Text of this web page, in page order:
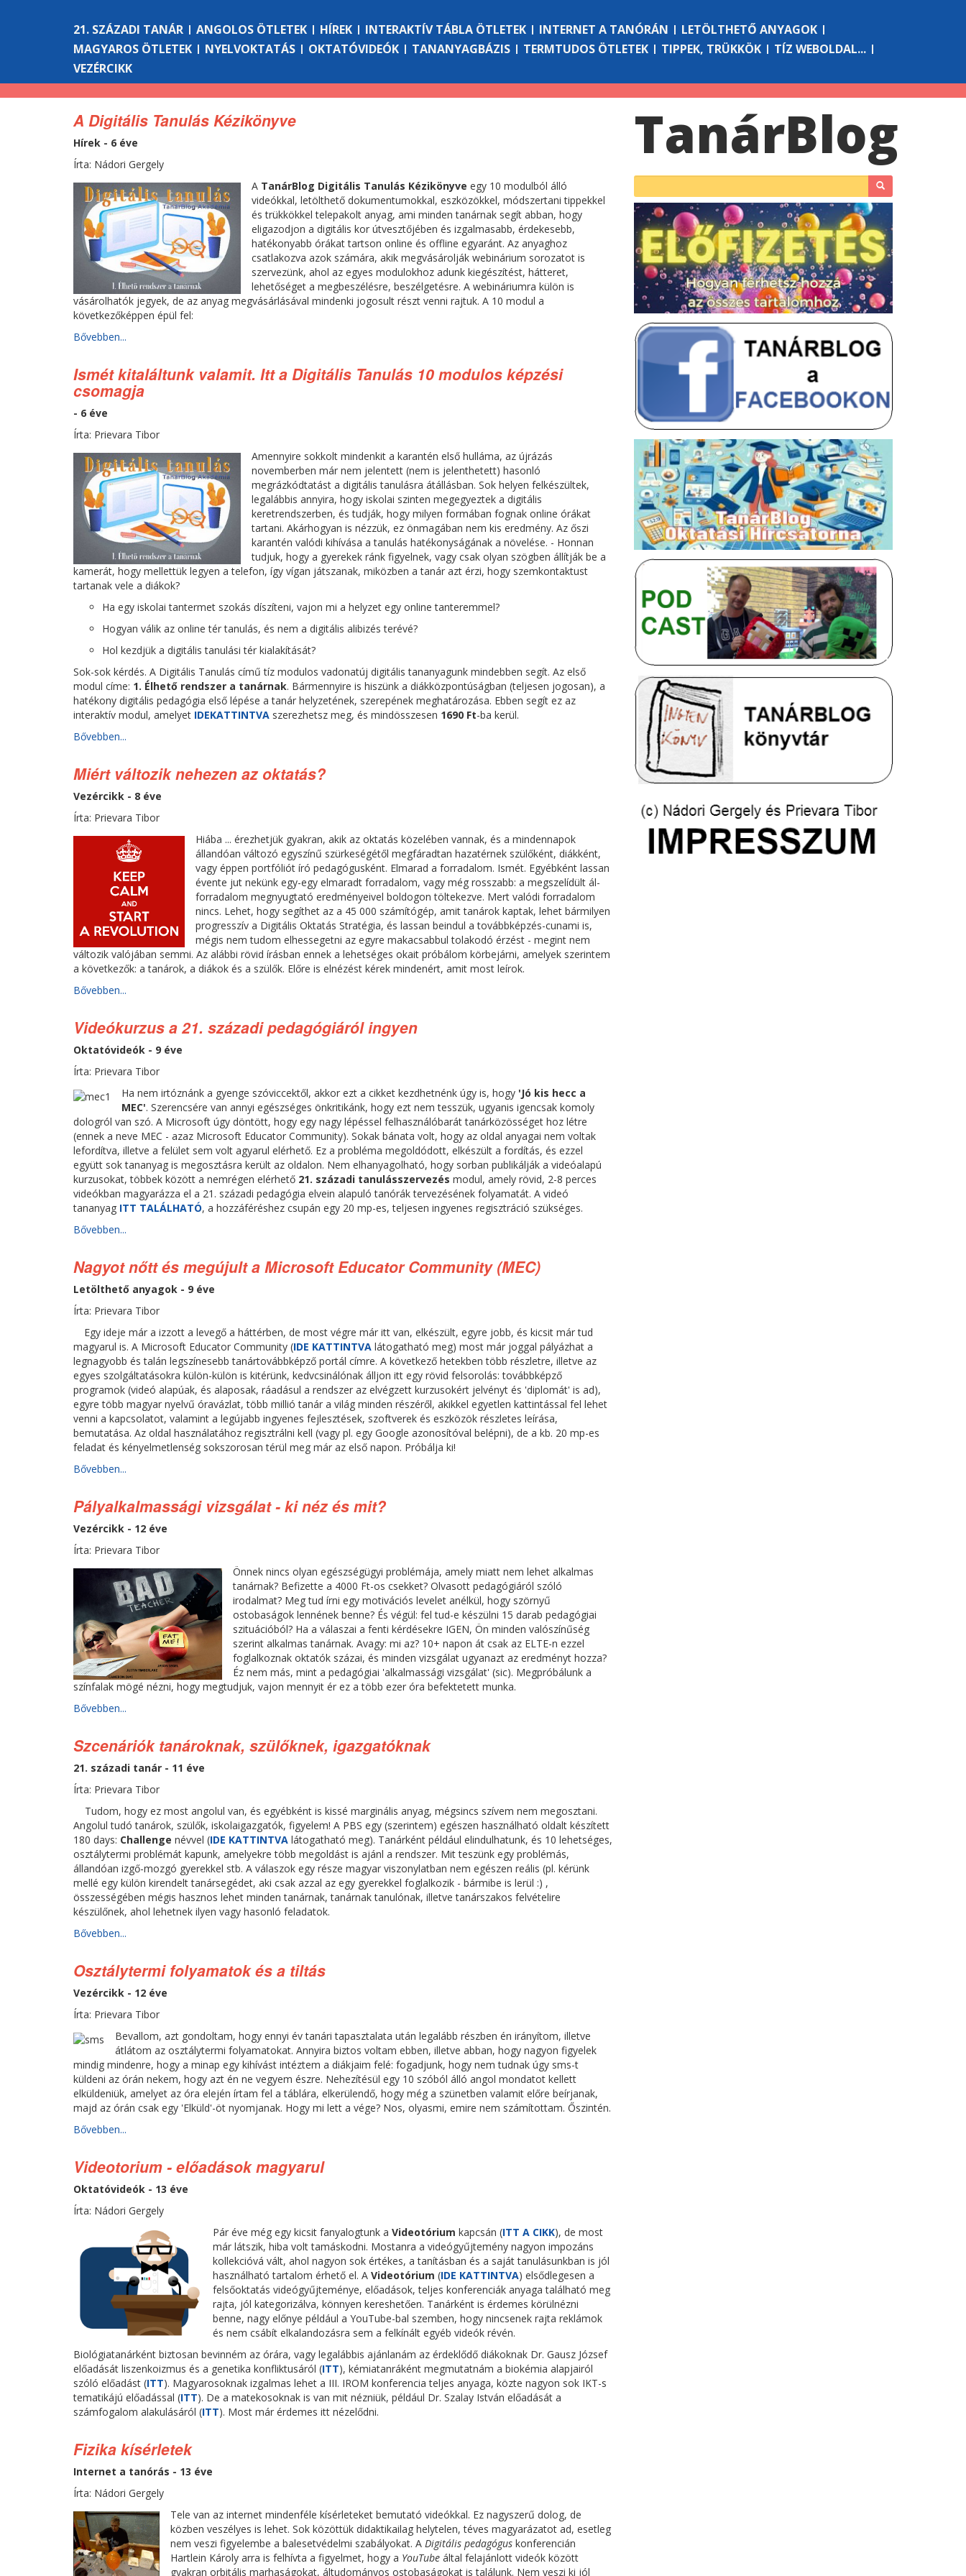
21. SZÁZADI TANÁR ANGOLOS ÖTLETEK HÍREK INTERAKTÍV TÁBLA ÖTLETEK INTERNET A TANÓRÁN
LETÖLTHETŐ ANYAGOK
MAGYAROS ÖTLETEK
NYELVOKTATÁS OKTATÓVIDEÓK TANANYAGBÁZIS TERMTUDOS ÖTLETEK TIPPEK, TRÜKKÖK
TÍZ WEBOLDAL...
VEZÉRCIKK
A Digitális Tanulás Kézikönyve
Hírek - 6 éve
Írta: Nádori Gergely
A TanárBlog Digitális Tanulás Kézikönyve egy 10 modulból álló
videókkal, letölthető dokumentumokkal, eszközökkel, módszertani tippekkel
és trükkökkel telepakolt anyag, ami minden tanárnak segít abban, hogy
eligazodjon a digitális kor útvesztőjében és izgalmasabb, érdekesebb,
hatékonyabb órákat tartson online és offline egyaránt. Az anyaghoz
csatlakozva azok számára, akik megvásárolják webinárium sorozatot is
szervezünk, ahol az egyes modulokhoz adunk kiegészítést, hátteret,
lehetőséget a megbeszélésre, beszélgetésre. A webináriumra külön is
vásárolhatók jegyek, de az anyag megvásárlásával mindenki jogosult részt venni rajtuk. A 10 modul a
következőképpen épül fel:
Bővebben...
Ismét kitaláltunk valamit. Itt a Digitális Tanulás 10 modulos képzési
csomagja
- 6 éve
Írta: Prievara Tibor
Amennyire sokkolt mindenkit a karantén első hulláma, az újrázás
novemberben már nem jelentett (nem is jelenthetett) hasonló
megrázkódtatást a digitális tanulásra átállásban. Sok helyen felkészültek,
legalábbis annyira, hogy iskolai szinten megegyeztek a digitális
keretrendszerben, és tudják, hogy milyen formában fognak online órákat
tartani. Akárhogyan is nézzük, ez önmagában nem kis eredmény. Az őszi
karantén valódi kihívása a tanulás hatékonyságának a növelése. - Honnan
tudjuk, hogy a gyerekek ránk figyelnek, vagy csak olyan szögben állítják be a
kamerát, hogy mellettük legyen a telefon, így vígan játszanak, miközben a tanár azt érzi, hogy szemkontaktust
tartanak vele a diákok?
Ha egy iskolai tantermet szokás díszíteni, vajon mi a helyzet egy online tanteremmel?
Hogyan válik az online tér tanulás, és nem a digitális alibizés terévé?
Hol kezdjük a digitális tanulási tér kialakítását?
Sok-sok kérdés. A Digitális Tanulás című tíz modulos vadonatúj digitális tananyagunk mindebben segít. Az első
modul címe: 1. Élhető rendszer a tanárnak. Bármennyire is hiszünk a diákközpontúságban (teljesen jogosan), a
hatékony digitális pedagógia első lépése a tanár helyzetének, szerepének meghatározása. Ebben segít ez az
interaktív modul, amelyet IDEKATTINTVA szerezhetsz meg, és mindösszesen 1690 Ft-ba kerül.
Bővebben...
Miért változik nehezen az oktatás?
Vezércikk - 8 éve
Írta: Prievara Tibor
Hiába ... érezhetjük gyakran, akik az oktatás közelében vannak, és a mindennapok
állandóan változó egyszínű szürkeségétől megfáradtan hazatérnek szülőként, diákként,
vagy éppen portfóliót író pedagógusként. Elmarad a forradalom. Ismét. Egyébként lassan
évente jut nekünk egy-egy elmaradt forradalom, vagy még rosszabb: a megszelídült ál-
forradalom megnyugtató eredményeivel boldogon töltekezve. Mert valódi forradalom
nincs. Lehet, hogy segíthet az a 45 000 számítógép, amit tanárok kaptak, lehet bármilyen
progresszív a Digitális Oktatás Stratégia, és lassan beindul a továbbképzés-cunami is,
mégis nem tudom elhessegetni az egyre makacsabbul tolakodó érzést - megint nem
változik valójában semmi. Az alábbi rövid írásban ennek a lehetséges okait próbálom körbejárni, amelyek szerintem
a következők: a tanárok, a diákok és a szülők. Előre is elnézést kérek mindenért, amit most leírok.
Bővebben...
Videókurzus a 21. századi pedagógiáról ingyen
Oktatóvideók - 9 éve
Írta: Prievara Tibor
Ha nem irtóznánk a gyenge szóviccektől, akkor ezt a cikket kezdhetnénk úgy is, hogy 'Jó kis hecc a
MEC'. Szerencsére van annyi egészséges önkritikánk, hogy ezt nem tesszük, ugyanis igencsak komoly
dologról van szó. A Microsoft úgy döntött, hogy egy nagy lépéssel felhasználóbarát tanárközösséget hoz létre
(ennek a neve MEC - azaz Microsoft Educator Community). Sokak bánata volt, hogy az oldal anyagai nem voltak
lefordítva, illetve a felület sem volt agyarul elérhető. Ez a probléma megoldódott, elkészült a fordítás, és ezzel
együtt sok tananyag is megosztásra került az oldalon. Nem elhanyagolható, hogy sorban publikálják a videóalapú
kurzusokat, többek között a nemrégen elérhető 21. századi tanulásszervezés modul, amely rövid, 2-8 perces
videókban magyarázza el a 21. századi pedagógia elvein alapuló tanórák tervezésének folyamatát. A videó
tananyag ITT TALÁLHATÓ, a hozzáféréshez csupán egy 20 mp-es, teljesen ingyenes regisztráció szükséges.
Bővebben...
Nagyot nőtt és megújult a Microsoft Educator Community (MEC)
Letölthető anyagok - 9 éve
Írta: Prievara Tibor
Egy ideje már a izzott a levegő a háttérben, de most végre már itt van, elkészült, egyre jobb, és kicsit már tud
magyarul is. A Microsoft Educator Community (IDE KATTINTVA látogatható meg) most már joggal pályázhat a
legnagyobb és talán legszínesebb tanártovábbképző portál címre. A következő hetekben több részletre, illetve az
egyes szolgáltatásokra külön-külön is kitérünk, kedvcsinálónak álljon itt egy rövid felsorolás: továbbképző
programok (videó alapúak, és alaposak, ráadásul a rendszer az elvégzett kurzusokért jelvényt és 'diplomát' is ad),
egyre több magyar nyelvű óravázlat, több millió tanár a világ minden részéről, akikkel egyetlen kattintással fel lehet
venni a kapcsolatot, valamint a legújabb ingyenes fejlesztések, szoftverek és eszközök részletes leírása,
bemutatása. Az oldal használatához regisztrálni kell (vagy pl. egy Google azonosítóval belépni), de a kb. 20 mp-es
feladat és kényelmetlenség sokszorosan térül meg már az első napon. Próbálja ki!
Bővebben...
Pályalkalmassági vizsgálat - ki néz és mit?
Vezércikk - 12 éve
Írta: Prievara Tibor
Önnek nincs olyan egészségügyi problémája, amely miatt nem lehet alkalmas
tanárnak? Befizette a 4000 Ft-os csekket? Olvasott pedagógiáról szóló
irodalmat? Meg tud írni egy motivációs levelet anélkül, hogy szörnyű
ostobaságok lennének benne? És végül: fel tud-e készülni 15 darab pedagógiai
szituációból? Ha a válaszai a fenti kérdésekre IGEN, Ön minden valószínűség
szerint alkalmas tanárnak. Avagy: mi az? 10+ napon át csak az ELTE-n ezzel
foglalkoznak oktatók százai, és minden vizsgálat ugyanazt az eredményt hozza?
Éz nem más, mint a pedagógiai 'alkalmassági vizsgálat' (sic). Megpróbálunk a
színfalak mögé nézni, hogy megtudjuk, vajon mennyit ér ez a több ezer óra befektetett munka.
Bővebben...
Szcenáriók tanároknak, szülőknek, igazgatóknak
21. századi tanár - 11 éve
Írta: Prievara Tibor
Tudom, hogy ez most angolul van, és egyébként is kissé marginális anyag, mégsincs szívem nem megosztani.
Angolul tudó tanárok, szülők, iskolaigazgatók, figyelem! A PBS egy (szerintem) egészen használható oldalt készített
180 days: Challenge névvel (IDE KATTINTVA látogatható meg). Tanárként például elindulhatunk, és 10 lehetséges,
osztálytermi problémát kapunk, amelyekre több megoldást is ajánl a rendszer. Mit teszünk egy problémás,
állandóan izgő-mozgó gyerekkel stb. A válaszok egy része magyar viszonylatban nem egészen reális (pl. kérünk
mellé egy külön kirendelt tanársegédet, aki csak azzal az egy gyerekkel foglalkozik - bármibe is lerül :) ,
összességében mégis hasznos lehet minden tanárnak, tanárnak tanulónak, illetve tanárszakos felvételire
készülőnek, ahol lehetnek ilyen vagy hasonló feladatok.
Bővebben...
Osztálytermi folyamatok és a tiltás
Vezércikk - 12 éve
Írta: Prievara Tibor
Bevallom, azt gondoltam, hogy ennyi év tanári tapasztalata után legalább részben én irányítom, illetve
átlátom az osztálytermi folyamatokat. Annyira biztos voltam ebben, illetve abban, hogy nagyon figyelek
mindig mindenre, hogy a minap egy kihívást intéztem a diákjaim felé: fogadjunk, hogy nem tudnak úgy sms-t
küldeni az órán nekem, hogy azt én ne vegyem észre. Nehezítésül egy 10 szóból álló angol mondatot kellett
elküldeniük, amelyet az óra elején írtam fel a táblára, elkerülendő, hogy még a szünetben valamit előre beírjanak,
majd az órán csak egy 'Elküld'-öt nyomjanak. Hogy mi lett a vége? Nos, olyasmi, emire nem számítottam. Őszintén.
Bővebben...
Videotorium - előadások magyarul
Oktatóvideók - 13 éve
Írta: Nádori Gergely
Pár éve még egy kicsit fanyalogtunk a Videotórium kapcsán (ITT A CIKK), de most
már látszik, hiba volt tamáskodni. Mostanra a videógyűjtemény nagyon impozáns
kollekcióvá vált, ahol nagyon sok értékes, a tanításban és a saját tanulásunkban is jól
használható tartalom érhető el. A Videotórium (IDE KATTINTVA) elsődlegesen a
felsőoktatás videógyűjteménye, előadások, teljes konferenciák anyaga található meg
rajta, jól kategorizálva, könnyen kereshetően. Tanárként is érdemes körülnézni
benne, nagy előnye például a YouTube-bal szemben, hogy nincsenek rajta reklámok
és nem csábít elkalandozásra sem a felkínált egyéb videók révén.
Biológiatanárként biztosan bevinném az órára, vagy legalábbis ajánlanám az érdeklődő diákoknak Dr. Gausz József
előadását liszenkoizmus és a genetika konfliktusáról (ITT), kémiatanráként megmutatnám a biokémia alapjairól
szóló előadást (ITT). Magyarosoknak izgalmas lehet a III. IROM konferencia teljes anyaga, közte nagyon sok IKT-s
tematikájú előadással (ITT). De a matekosoknak is van mit nézniük, például Dr. Szalay István előadását a
számfogalom alakulásáról (ITT). Most már érdemes itt nézelődni.
Fizika kísérletek
Internet a tanórás - 13 éve
Írta: Nádori Gergely
Tele van az internet mindenféle kísérleteket bemutató videókkal. Ez nagyszerű dolog, de
közben veszélyes is lehet. Sok közöttük didaktikailag helytelen, téves magyarázatot ad, esetleg
nem veszi figyelembe a balesetvédelmi szabályokat. A Digitális pedagógus konferencián
Hartlein Károly arra is felhívta a figyelmet, hogy a YouTube által felajánlott videók között
gyakran orbitális marhaságokat, áltudományos ostobaságokat is találunk. Nem veszi ki jól
TanárBlog